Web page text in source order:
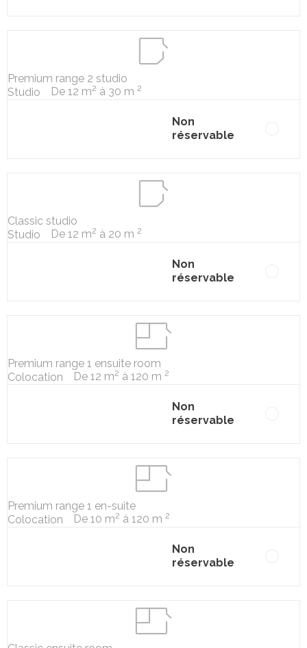
Premium range 2 studio
Studio
De 12 m2 à 30 m 2
Non
réservable
Classic studio
Studio
De 12 m2 à 20 m 2
Non
réservable
Premium range 1 ensuite room
Colocation
De 12 m2 à 120 m 2
Non
réservable
Premium range 1 en-suite
Colocation
De 10 m2 à 120 m 2
Non
réservable